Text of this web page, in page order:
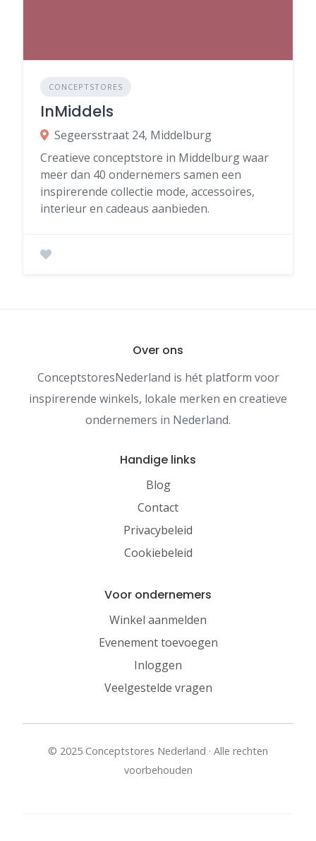
CONCEPTSTORES
InMiddels
Segeersstraat 24, Middelburg
Creatieve conceptstore in Middelburg waar
meer dan 40 ondernemers samen een
inspirerende collectie mode, accessoires,
interieur en cadeaus aanbieden.
Over ons
ConceptstoresNederland is hét platform voor
inspirerende winkels, lokale merken en creatieve
ondernemers in Nederland.
Handige links
Blog
Contact
Privacybeleid
Cookiebeleid
Voor ondernemers
Winkel aanmelden
Evenement toevoegen
Inloggen
Veelgestelde vragen
© 2025 Conceptstores Nederland · Alle rechten
voorbehouden